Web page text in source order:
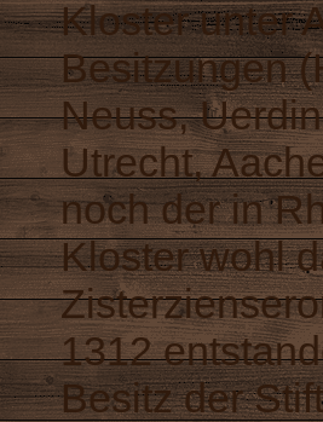
Kloster unter
Besitzungen
Neuss,
Utrecht,
noch der in
Kloster wohl
1312
Besitz der